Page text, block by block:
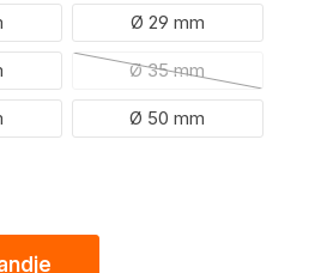
Ø 29 mm
Ø 35 mm
(Deze optie is
Ø 50 mm
de gewenste